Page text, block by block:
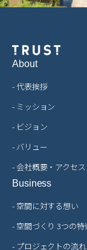
About
- 代表挨拶
- ミッション
- ビジョン
- バリュー
- 会社概要・アクセス
Business
- 空間に対する想い
- 空間づくり 3つの特
- プロジェクトの流れ